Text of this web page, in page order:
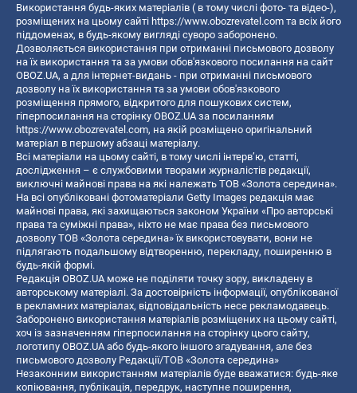
Використання будь-яких матеріалів ( в тому числі фото- та відео-),
розміщених на цьому сайті https://www.obozrevatel.com та всіх його
піддоменах, в будь-якому вигляді суворо заборонено.
Дозволяється використання при отриманні письмового дозволу
на їх використання та за умови обов'язкового посилання на сайт
OBOZ.UA, а для інтернет-видань - при отриманні письмового
дозволу на їх використання та за умови обов'язкового
розміщення прямого, відкритого для пошукових систем,
гіперпосилання на сторінку OBOZ.UA за посиланням
https://www.obozrevatel.com, на якій розміщено оригінальний
матеріал в першому абзаці матеріалу.
Всі матеріали на цьому сайті, в тому числі інтерв’ю, статті,
дослідження – є службовими творами журналістів редакції,
виключні майнові права на які належать ТОВ «Золота середина».
На всі опубліковані фотоматеріали Getty Images редакція має
майнові права, які захищаються законом України «Про авторські
права та суміжні права», ніхто не має права без письмового
дозволу ТОВ «Золота середина» їх використовувати, вони не
підлягають подальшому відтворенню, перекладу, поширенню в
будь-якій формі.
Редакція OBOZ.UA може не поділяти точку зору, викладену в
авторському матеріалі. За достовірність інформації, опублікованої
в рекламних матеріалах, відповідальність несе рекламодавець.
Заборонено використання матеріалів розміщених на цьому сайті,
хоч із зазначенням гіперпосилання на сторінку цього сайту,
логотипу OBOZ.UA або будь-якого іншого згадування, але без
письмового дозволу Редакції/ТОВ «Золота середина»
Незаконним використанням матеріалів буде вважатися: будь-яке
копiювання, публiкацiя, передрук, наступне поширення,